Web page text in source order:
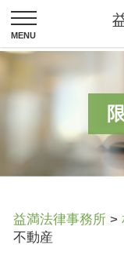
益満法律事務所 >
不動産